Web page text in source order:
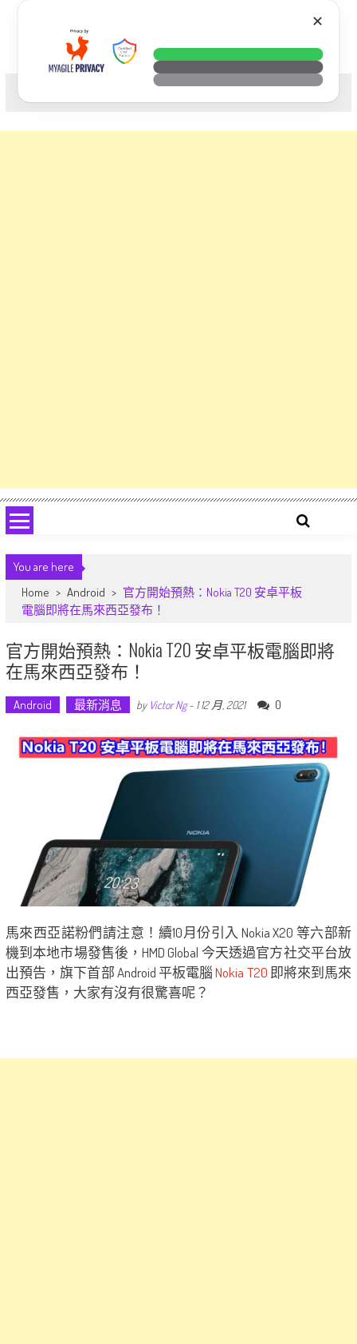
科技. 生活. 攝影.
You are here
Home > Android > 官方開始預熱：Nokia T20 安卓平板
電腦即將在馬來西亞發布！
官方開始預熱：Nokia T20 安卓平板電腦即將
在馬來西亞發布！
Android 最新消息 by Victor Ng- 1 12 月, 2021 0
馬來西亞諾粉們請注意！續10月份引入 Nokia X20 等六部新
機到本地市場發售後，HMD Global 今天透過官方社交平台放
出預告，旗下首部 Android 平板電腦Nokia T20 即將來到馬來
西亞發售，大家有沒有很驚喜呢？
✕